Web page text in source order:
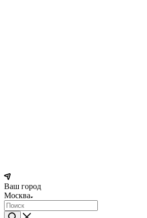
Ваш город
Москва